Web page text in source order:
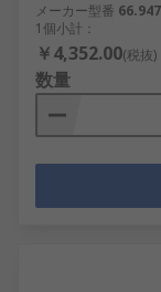
メーカー型番
1個小計：
￥4,352.00(税抜)
数量